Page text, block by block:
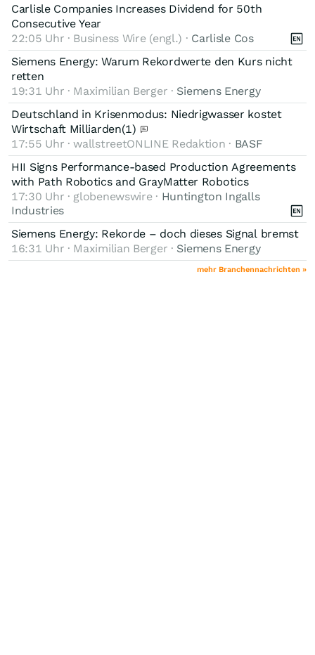
H+: Sechs Aktien im Fokus: Bei welchen Papieren die
Prognosen aufhellen – und bei welchen sie kippen
Carlisle Companies Increases Dividend for 50th
Consecutive Year
22:05 Uhr · Business Wire (engl.) · Carlisle Cos
Siemens Energy: Warum Rekordwerte den Kurs nicht
retten
19:31 Uhr · Maximilian Berger · Siemens Energy
Deutschland in Krisenmodus: Niedrigwasser kostet
Wirtschaft Milliarden(1)
17:55 Uhr · wallstreetONLINE Redaktion · BASF
HII Signs Performance-based Production Agreements
with Path Robotics and GrayMatter Robotics
17:30 Uhr · globenewswire · Huntington Ingalls
Industries
Siemens Energy: Rekorde – doch dieses Signal bremst
16:31 Uhr · Maximilian Berger · Siemens Energy
mehr Branchennachrichten »